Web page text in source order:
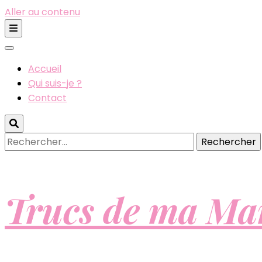
Aller au contenu
Accueil
Qui suis-je ?
Contact
Rechercher :
Trucs de ma